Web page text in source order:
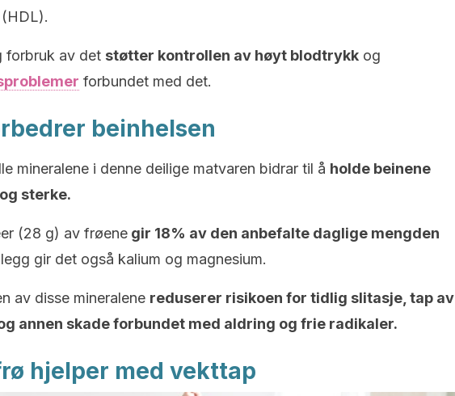
(HDL).
forbruk av det støtter kontrollen av høyt blodtrykk og
forbundet med det.
beinhelsen
mineralene i denne deilige matvaren bidrar til å holde beinene
sterke.
(28 g) av frøene gir 18% av den anbefalte daglige mengden
gir det også kalium og magnesium.
av disse mineralene reduserer risikoen for tidlig slitasje, tap av
annen skade forbundet med aldring og frie radikaler.
hjelper med vekttap